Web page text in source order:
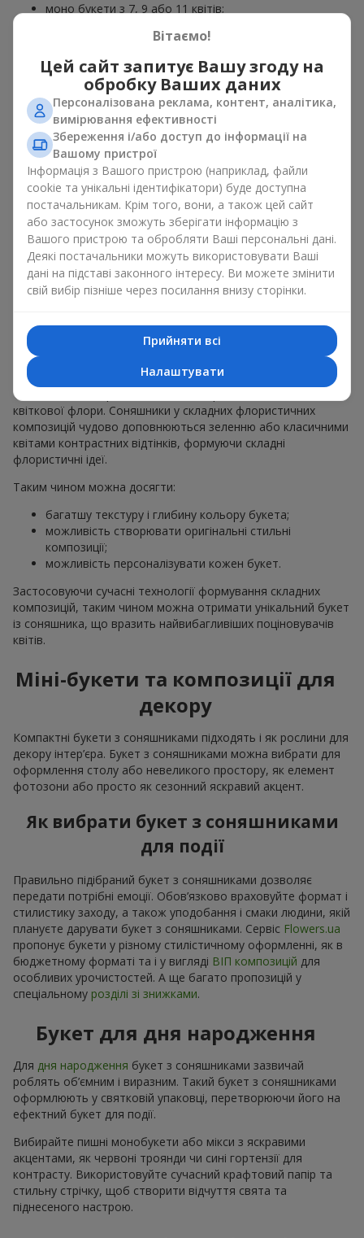
моно букети з 7, 9 або 11 квітів;
витончені поєднання з класичними трояндами;
яскраві букети з паростками ніжної зелені.
Єдиний нюанс, соняшники — це сезонні квіти, які доступні
для продажу лише в сезон цвітіння.
Класичний букет з
соняшників
Класичний букет з соняшниками підкреслює природну
форму і колірну гаму яскравої квітки. Великі квіти та високі
стебла створюють чіткий силует композиції. Це
універсальній літні композиції, що підійдуть, як для
урочистих подій та і просто, як приємний подарунок на
кожен день.
Комбіновані букети з іншими
квітами
Комбіновані букети з соняшниками поєднують в собі
тендітні польові рослини з іншими представниками
квіткової флори. Соняшники у складних флористичних
композицій чудово доповнюються зеленню або класичними
квітами контрастних відтінків, формуючи складні
флористичні ідеї.
Таким чином можна досягти:
багатшу текстуру і глибину кольору букета;
можливість створювати оригінальні стильні
композиції;
можливість персоналізувати кожен букет.
Застосовуючи сучасні технології формування складних
композицій, таким чином можна отримати унікальний букет
із соняшника, що вразить найвибагливіших поціновувачів
квітів.
Міні-букети та композиції для
декору
Компактні букети з соняшниками підходять і як рослини для
декору інтер’єра. Букет з соняшниками можна вибрати для
оформлення столу або невеликого простору, як елемент
фотозони або просто як сезонний яскравий акцент.
Як вибрати букет з соняшниками
для події
Правильно підібраний букет з соняшниками дозволяє
передати потрібні емоції. Обов’язково враховуйте формат і
стилистику заходу, а також уподобання і смаки людини, якій
плануєте дарувати букет з соняшниками. Сервіс Flowers.ua
пропонує букети у різному стилістичному оформленні, як в
бюджетному форматі та і у вигляді ВІП композицій для
особливих урочистостей. А ще багато пропозицій у
спеціальному розділі зі знижками.
Букет для дня народження
Для дня народження букет з соняшниками зазвичай
роблять об’ємним і виразним. Такий букет з соняшниками
оформлюють у святковій упаковці, перетворюючи його на
ефектний букет для події.
Вибирайте пишні монобукети або мікси з яскравими
акцентами, як червоні троянди чи сині гортензії для
контрасту. Використовуйте сучасний крафтовий папір та
стильну стрічку, щоб створити відчуття свята та
піднесеного настрою.
Вітаємо!
Цей сайт запитує Вашу згоду на
обробку Ваших даних
Персоналізована реклама, контент, аналітика,
вимірювання ефективності
Збереження і/або доступ до інформації на
Вашому пристрої
Інформація з Вашого пристрою (наприклад, файли
cookie та унікальні ідентифікатори) буде доступна
постачальникам. Крім того, вони, а також цей сайт
або застосунок зможуть зберігати інформацію з
Вашого пристрою та обробляти Ваші персональні дані.
Деякі постачальники можуть використовувати Ваші
дані на підставі законного інтересу. Ви можете змінити
свій вибір пізніше через посилання внизу сторінки.
Прийняти всі
Налаштувати